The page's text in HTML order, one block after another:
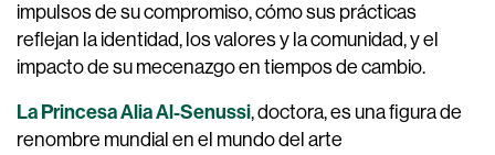
impulsos de su compromiso, cómo sus prácticas
reflejan la identidad, los valores y la comunidad, y el
impacto de su mecenazgo en tiempos de cambio.
La Princesa Alia Al-Senussi, doctora, es una figura de
renombre mundial en el mundo del arte